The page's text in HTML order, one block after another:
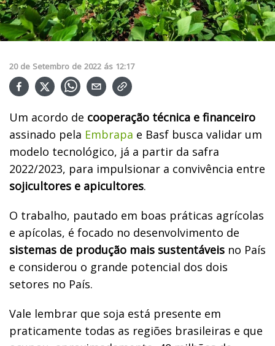
20 de Setembro de 2022 ás 12:17
Um acordo de cooperação técnica e financeiro
assinado pela Embrapa e Basf busca validar um
modelo tecnológico, já a partir da safra
2022/2023, para impulsionar a convivência entre
sojicultores e apicultores.
O trabalho, pautado em boas práticas agrícolas
e apícolas, é focado no desenvolvimento de
sistemas de produção mais sustentáveis no País
e considerou o grande potencial dos dois
setores no País.
Vale lembrar que soja está presente em
praticamente todas as regiões brasileiras e que